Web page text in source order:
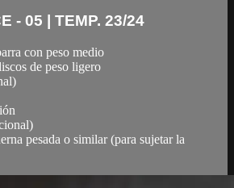
- 05 | TEMP. 23/24
con peso medio
de peso ligero
pesada o similar (para sujetar la